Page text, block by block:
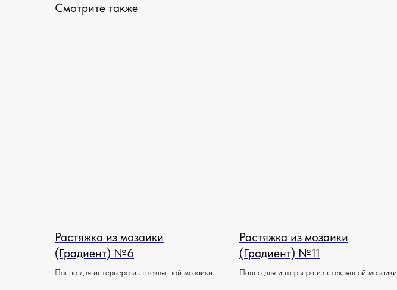
Смотрите также
Растяжка из мозаики
(Градиент) №6
Панно для интерьера из стеклянной мозаики
Растяжка из мозаики
(Градиент) №11
Панно для интерьера из стеклянной мозаики